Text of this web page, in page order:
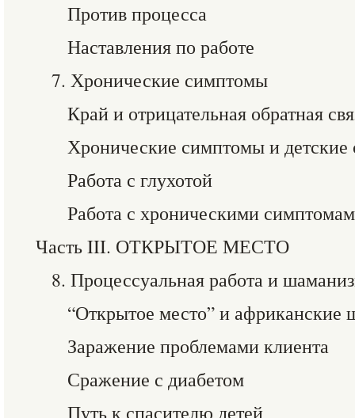
Против процесса
Наставления по работе
7. Хронические симптомы
Край и отрицательная обратная
Хронические симптомы и детские
Работа с глухотой
Работа с хроническими
Часть III. ОТКРЫТОЕ МЕСТО
8. Процессуальная работа и
“Открытое место” и африканские
Заражение проблемами клиента
Сражение с диабетом
Путь к спасителю детей